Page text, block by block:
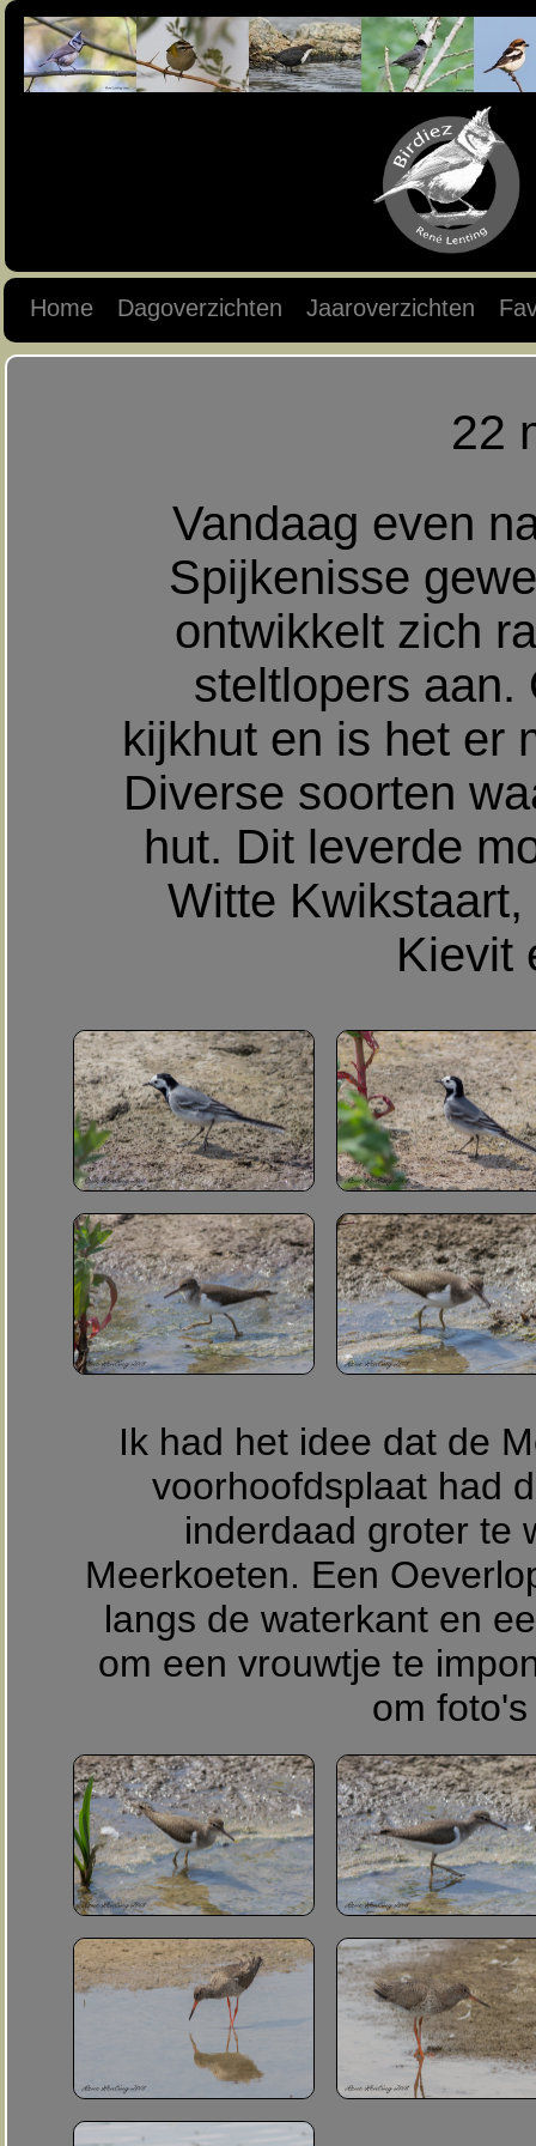
Home Dagoverzichten Jaaroverzichten
22
Vandaag even
Spijkenisse
ontwikkelt zich
steltlopers aan.
kijkhut en is het er
Diverse soorten
hut. Dit leverde
Witte
Kievit
Ik had het idee dat de
voorhoofdsplaat had
inderdaad groter te
Meerkoeten. Een
langs de waterkant en
om een vrouwtje te
om